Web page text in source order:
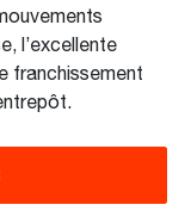
l’excellente
franchissement